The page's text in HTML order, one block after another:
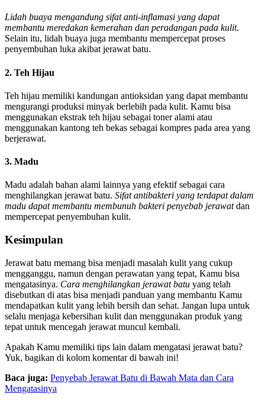
Lidah buaya mengandung sifat anti-inflamasi yang dapat
membantu meredakan kemerahan dan peradangan pada kulit.
Selain itu, lidah buaya juga membantu mempercepat proses
penyembuhan luka akibat jerawat batu.
2. Teh Hijau
Teh hijau memiliki kandungan antioksidan yang dapat membantu
mengurangi produksi minyak berlebih pada kulit. Kamu bisa
menggunakan ekstrak teh hijau sebagai toner alami atau
menggunakan kantong teh bekas sebagai kompres pada area yang
berjerawat.
3. Madu
Madu adalah bahan alami lainnya yang efektif sebagai cara
menghilangkan jerawat batu. Sifat antibakteri yang terdapat dalam
madu dapat membantu membunuh bakteri penyebab jerawatdan
mempercepat penyembuhan kulit.
Kesimpulan
Jerawat batu memang bisa menjadi masalah kulit yang cukup
mengganggu, namun dengan perawatan yang tepat, Kamu bisa
mengatasinya. Cara menghilangkan jerawat batu yang telah
disebutkan di atas bisa menjadi panduan yang membantu Kamu
mendapatkan kulit yang lebih bersih dan sehat. Jangan lupa untuk
selalu menjaga kebersihan kulit dan menggunakan produk yang
tepat untuk mencegah jerawat muncul kembali.
Apakah Kamu memiliki tips lain dalam mengatasi jerawat batu?
Yuk, bagikan di kolom komentar di bawah ini!
Baca juga: Penyebab Jerawat Batu di Bawah Mata dan Cara
Mengatasinya